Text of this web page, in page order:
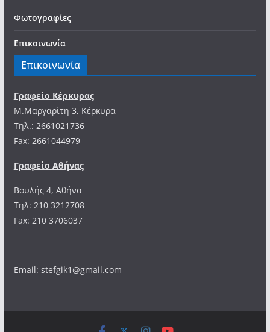
Φωτογραφίες
Επικοινωνία
Επικοινωνία
Γραφείο Κέρκυρας
Μ.Μαργαρίτη 3, Κέρκυρα
Tηλ.: 2661021736
Fax: 2661044979
Γραφείο Αθήνας
Βουλής 4, Αθήνα
Τηλ: 210 3212708
Fax: 210 3706037
Email: stefgik1@gmail.com